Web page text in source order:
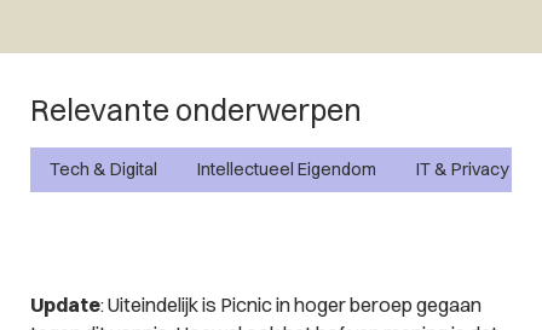
Relevante onderwerpen
Tech & Digital Intellectueel Eigendom IT & Privacy
Update: Uiteindelijk is Picnic in hoger beroep gegaan